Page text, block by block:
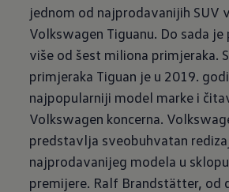
jednom od najprodavanijih SUV
Volkswagen Tiguanu. Do sada
više od šest miliona primjeraka.
primjeraka Tiguan je u 2019.
najpopularniji model marke i
Volkswagen koncerna.
predstavlja sveobuhvatan
najprodavanijeg modela u
premijere. Ralf Brandstätter, od